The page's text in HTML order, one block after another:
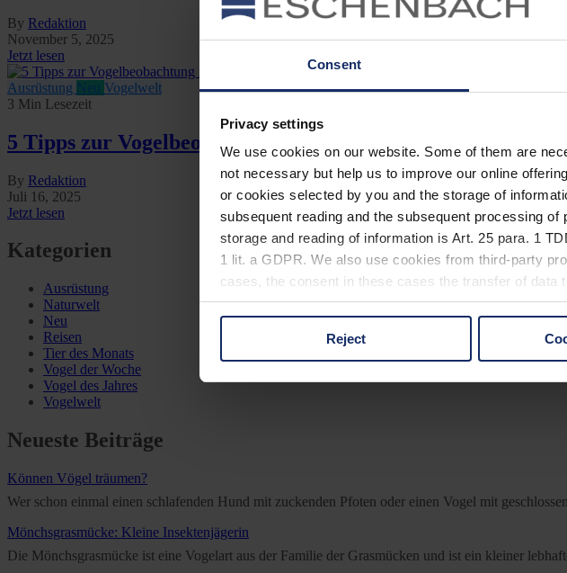
Consent
Privacy settings
We use cookies on our website. Some of them are
not necessary but help us to improve our online
or cookies selected by you and the storage of
subsequent reading and the subsequent processing
storage and reading of information is Art. 25 para. 1
1 lit. a GDPR. We also use cookies from third-party
cases, the consent in these cases the transfer of data
You can consent to the use of non-essential cookies
Reject
By Redaktion
November 5, 2025
Jetzt lesen
Ausrüstung
Vogelwelt
3 Min Lesezeit
5 Tipps zur Vogelbeobachtung in der Dämmerung
By Redaktion
Juli 16, 2025
Jetzt lesen
Kategorien
Ausrüstung
Naturwelt
Neu
Reisen
Tier des Monats
Vogel der Woche
Vogel des Jahres
Vogelwelt
Neueste Beiträge
Können Vögel träumen?
Wer schon einmal einen schlafenden Hund mit zuckenden Pfoten oder einen Vogel mit
Mönchsgrasmücke: Kleine Insektenjägerin
Die Mönchsgrasmücke ist eine Vogelart aus der Familie der Grasmücken und ist ein kleiner